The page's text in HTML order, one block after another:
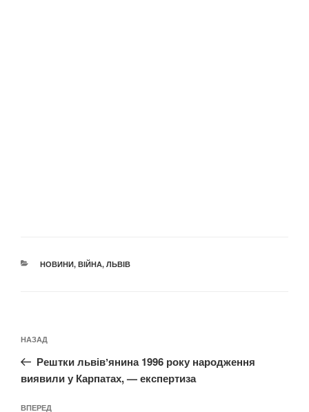
КАТЕГОРІЇ
НОВИНИ, ВІЙНА, ЛЬВІВ
записів
Попередній
запис:
НАЗАД
Рештки львівʼянина 1996 року народження
виявили у Карпатах, — експертиза
ВПЕРЕД